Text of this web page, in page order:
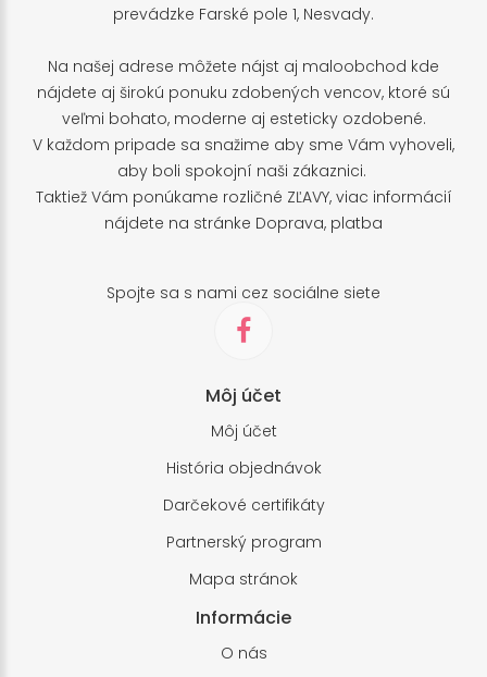
prevádzke Farské pole 1, Nesvady.
Na našej adrese môžete nájst aj maloobchod kde
nájdete aj širokú ponuku zdobených vencov, ktoré sú
veľmi bohato, moderne aj esteticky ozdobené.
V každom pripade sa snažime aby sme Vám vyhoveli,
aby boli spokojní naši zákaznici.
Taktiež Vám ponúkame rozličné ZĽAVY, viac informácií
nájdete na stránke Doprava, platba
Spojte sa s nami cez sociálne siete
Môj účet
Môj účet
História objednávok
Darčekové certifikáty
Partnerský program
Mapa stránok
Informácie
O nás